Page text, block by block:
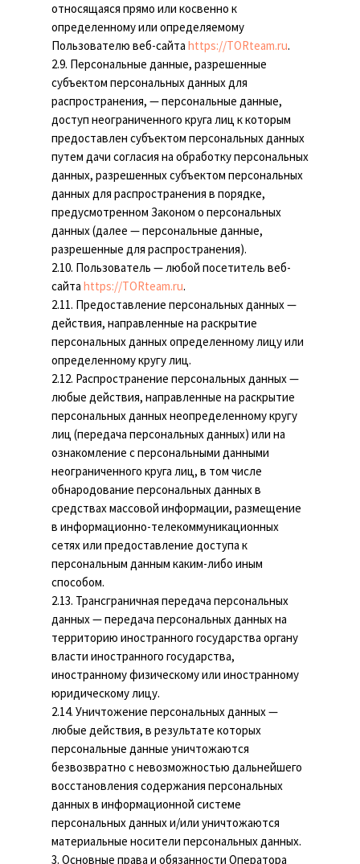
относящаяся прямо или косвенно к
определенному или определяемому
Пользователю веб-сайта https://TORteam.ru.
2.9. Персональные данные, разрешенные
субъектом персональных данных для
распространения, — персональные данные,
доступ неограниченного круга лиц к которым
предоставлен субъектом персональных данных
путем дачи согласия на обработку персональных
данных, разрешенных субъектом персональных
данных для распространения в порядке,
предусмотренном Законом о персональных
данных (далее — персональные данные,
разрешенные для распространения).
2.10. Пользователь — любой посетитель веб-
сайта https://TORteam.ru.
2.11. Предоставление персональных данных —
действия, направленные на раскрытие
персональных данных определенному лицу или
определенному кругу лиц.
2.12. Распространение персональных данных —
любые действия, направленные на раскрытие
персональных данных неопределенному кругу
лиц (передача персональных данных) или на
ознакомление с персональными данными
неограниченного круга лиц, в том числе
обнародование персональных данных в
средствах массовой информации, размещение
в информационно-телекоммуникационных
сетях или предоставление доступа к
персональным данным каким-либо иным
способом.
2.13. Трансграничная передача персональных
данных — передача персональных данных на
территорию иностранного государства органу
власти иностранного государства,
иностранному физическому или иностранному
юридическому лицу.
2.14. Уничтожение персональных данных —
любые действия, в результате которых
персональные данные уничтожаются
безвозвратно с невозможностью дальнейшего
восстановления содержания персональных
данных в информационной системе
персональных данных и/или уничтожаются
материальные носители персональных данных.
3. Основные права и обязанности Оператора